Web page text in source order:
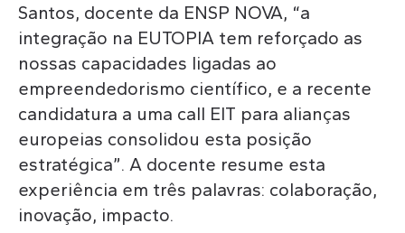
Santos, docente da ENSP NOVA, “a
integração na EUTOPIA tem reforçado as
nossas capacidades ligadas ao
empreendedorismo científico, e a recente
candidatura a uma call EIT para alianças
europeias consolidou esta posição
estratégica”. A docente resume esta
experiência em três palavras: colaboração,
inovação, impacto.